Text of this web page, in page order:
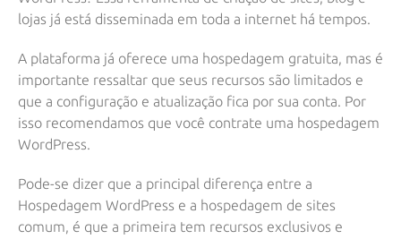
lojas já está disseminada em toda a internet há tempos.
A plataforma já oferece uma hospedagem gratuita, mas é
importante ressaltar que seus recursos são limitados e
que a configuração e atualização fica por sua conta. Por
isso recomendamos que você contrate uma hospedagem
WordPress.
Pode-se dizer que a principal diferença entre a
Hospedagem WordPress e a hospedagem de sites
comum, é que a primeira tem recursos exclusivos e